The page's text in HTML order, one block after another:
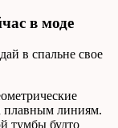
в моде
в спальне свое
плавным линиям.
тумбы будто